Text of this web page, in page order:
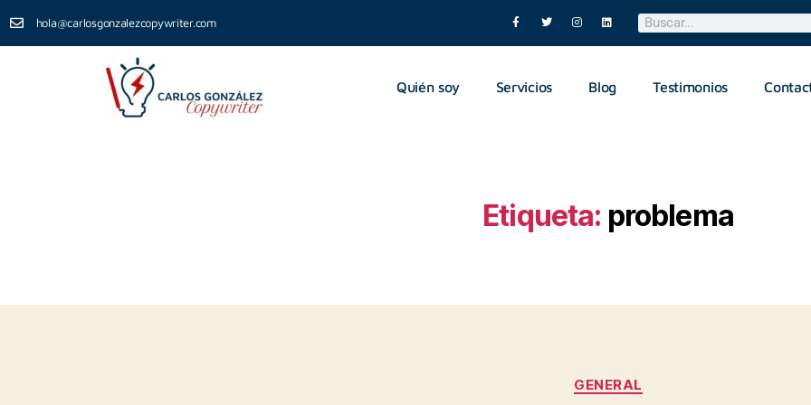
hola@carlosgonzalezcopywriter.com
Quién soy Servicios Blog Testimonios
Etiqueta: problema
GENERAL